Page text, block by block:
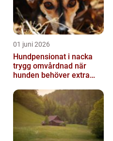
01 juni 2026
Hundpensionat i nacka
trygg omvårdnad när
hunden behöver extra